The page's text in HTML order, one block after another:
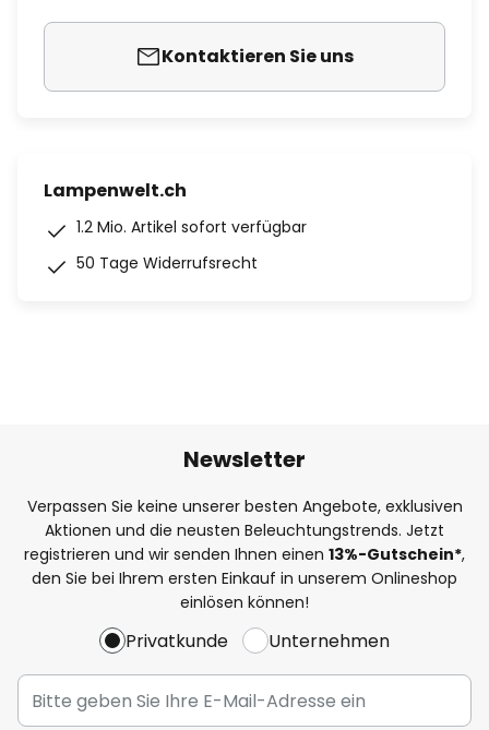
Kontaktieren Sie uns
Lampenwelt.ch
1.2 Mio. Artikel sofort verfügbar
50 Tage Widerrufsrecht
Newsletter
Verpassen Sie keine unserer besten Angebote, exklusiven
Aktionen und die neusten Beleuchtungstrends. Jetzt
registrieren und wir senden Ihnen einen 13%-Gutschein*,
den Sie bei Ihrem ersten Einkauf in unserem Onlineshop
einlösen können!
Privatkunde Unternehmen